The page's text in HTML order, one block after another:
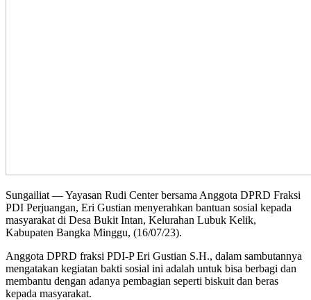
Sungailiat — Yayasan Rudi Center bersama Anggota DPRD Fraksi
PDI Perjuangan, Eri Gustian menyerahkan bantuan sosial kepada
masyarakat di Desa Bukit Intan, Kelurahan Lubuk Kelik,
Kabupaten Bangka Minggu, (16/07/23).
Anggota DPRD fraksi PDI-P Eri Gustian S.H., dalam sambutannya
mengatakan kegiatan bakti sosial ini adalah untuk bisa berbagi dan
membantu dengan adanya pembagian seperti biskuit dan beras
kepada masyarakat.